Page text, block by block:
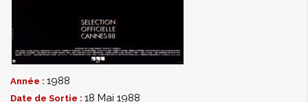
Année : 1988
Date de Sortie : 18 Mai 1988